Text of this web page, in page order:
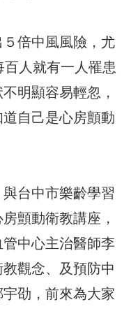
倍中風風險，尤
人就有一人罹患
明顯容易輕忽，
自己是心房顫動
台中市樂齡學習
顫動衛教講座，
中心主治醫師李
觀念、及預防中
劭，前來為大家